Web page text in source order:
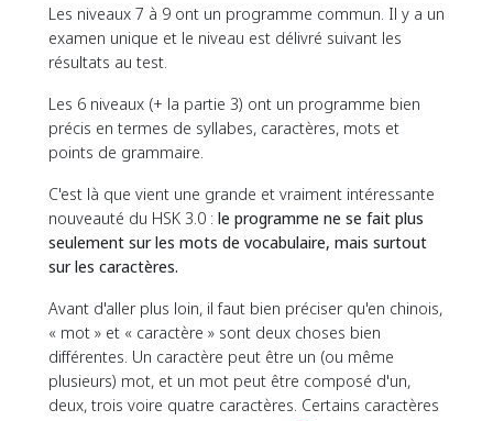
Les niveaux 7 à 9 ont un programme commun. Il y a un
examen unique et le niveau est délivré suivant les
résultats au test.
Les 6 niveaux (+ la partie 3) ont un programme bien
précis en termes de syllabes, caractères, mots et
points de grammaire.
C'est là que vient une grande et vraiment intéressante
nouveauté du HSK 3.0 : le programme ne se fait plus
seulement sur les mots de vocabulaire, mais surtout
sur les caractères.
Avant d'aller plus loin, il faut bien préciser qu'en chinois,
« mot » et « caractère » sont deux choses bien
différentes. Un caractère peut être un (ou même
plusieurs) mot, et un mot peut être composé d'un,
deux, trois voire quatre caractères. Certains caractères